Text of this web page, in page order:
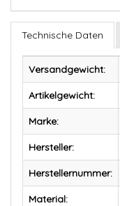
Technische Daten
Versandgewicht:
Artikelgewicht:
Marke:
Hersteller:
Herstellernummer:
Material: